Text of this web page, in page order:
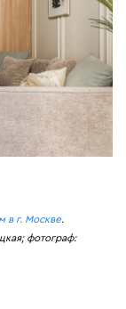
в г. Москве.
фотограф: